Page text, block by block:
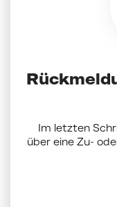
Im letzten
über eine Zu-